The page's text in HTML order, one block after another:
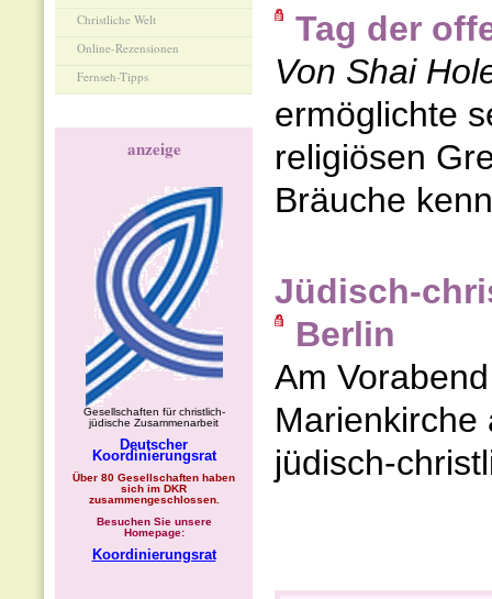
Christliche Welt
Online-Rezensionen
Fernseh-Tipps
anzeige
Gesellschaften für christlich-
jüdische Zusammenarbeit
Deutscher
Koordinierungsrat
Über 80 Gesellschaften haben
sich im DKR
zusammengeschlossen.
Besuchen Sie unsere
Homepage:
Koordinierungsrat
Tag der
Von Shai
ermöglichte
religiösen
Bräuche
Jüdisch-
Berlin
Am
Marienkirche
jüdisch-